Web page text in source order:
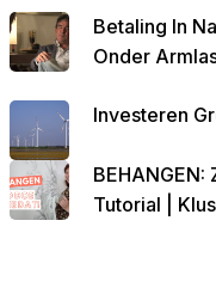
Betaling In
Onder
Investeren
BEHANGEN:
Tutorial |